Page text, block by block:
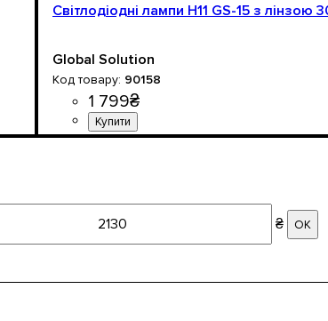
Світлодіодні лампи H11 GS-15 з лінзою
Global Solution
90158
1 799₴
₴ ОК